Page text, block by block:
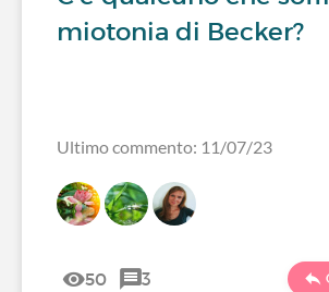
miotonia di Becker?
Ultimo commento: 11/07/23
50 3